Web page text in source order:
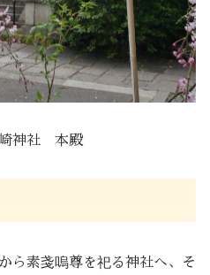
崎神社 本殿
ら素戔嗚尊を祀る神社へ、そ